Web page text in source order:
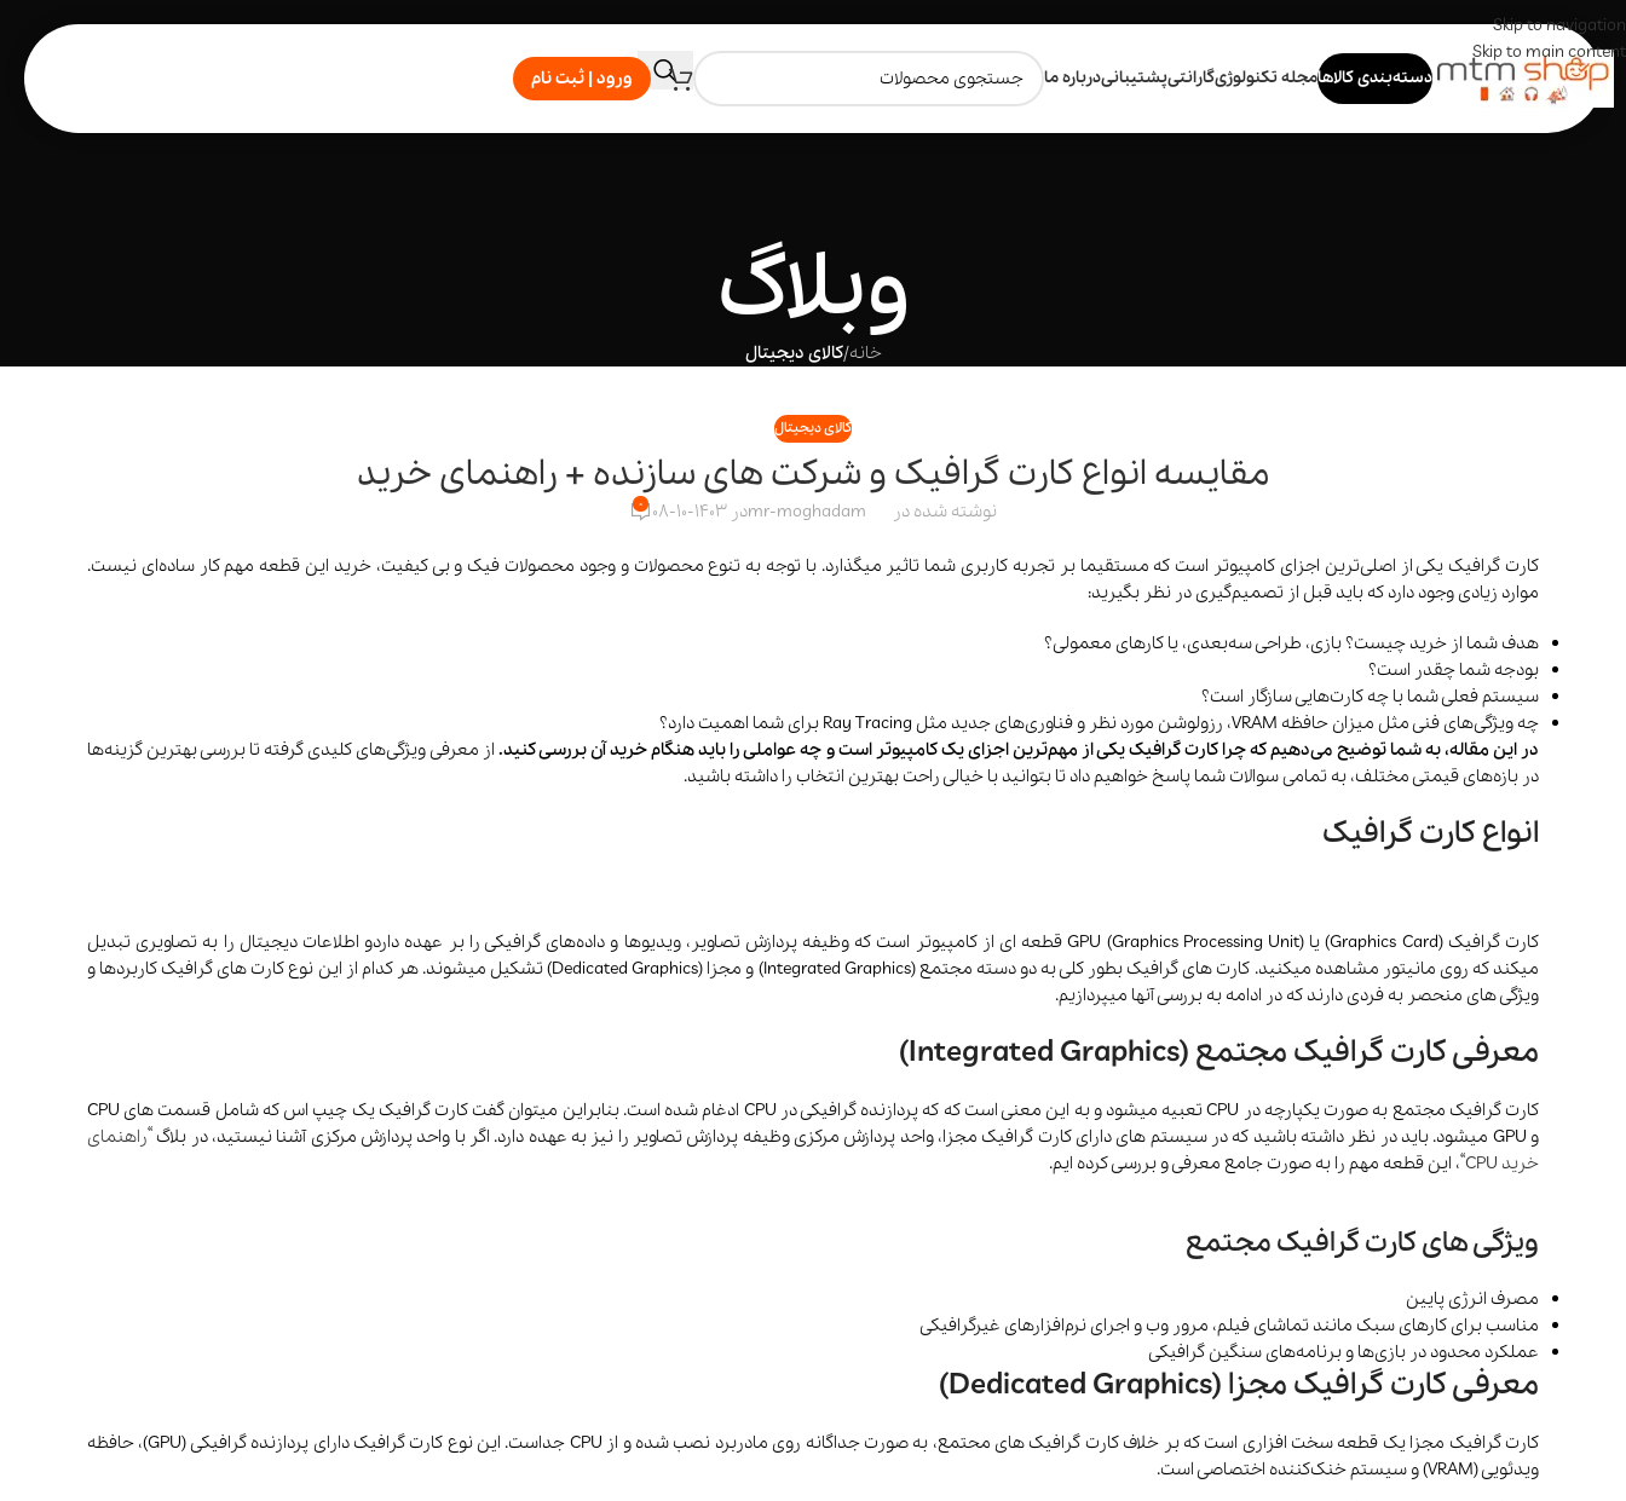
Skip to navigation
Skip to main content
دسته‌بندی کالاهامجله تکنولوژیگارانتیپشتیبانیدرباره ما ورود | ثبت نام
وبلاگ
خانه/کالای دیجیتال
کالای دیجیتال
مقایسه انواع کارت گرافیک و شرکت های سازنده + راهنمای خرید
نوشته شده در mr-moghadamدر 1403-10-08 0
کارت گرافیک یکی از اصلی‌ترین اجزای کامپیوتر است که مستقیما بر تجربه کاربری شما تاثیر میگذارد. با توجه به تنوع محصولات و وجود محصولات فیک و بی کیفیت، خرید این قطعه مهم کار ساده‌ای نیست.
موارد زیادی وجود دارد که باید قبل از تصمیم‌گیری در نظر بگیرید:
هدف شما از خرید چیست؟ بازی، طراحی سه‌بعدی، یا کارهای معمولی؟
بودجه شما چقدر است؟
سیستم فعلی شما با چه کارت‌هایی سازگار است؟
چه ویژگی‌های فنی مثل میزان حافظه VRAM، رزولوشن مورد نظر و فناوری‌های جدید مثل Ray Tracing برای شما اهمیت دارد؟
در این مقاله، به شما توضیح می‌دهیم که چرا کارت گرافیک یکی از مهم‌ترین اجزای یک کامپیوتر است و چه عواملی را باید هنگام خرید آن بررسی کنید. از معرفی ویژگی‌های کلیدی گرفته تا بررسی بهترین گزینه‌ها
در بازه‌های قیمتی مختلف، به تمامی سوالات شما پاسخ خواهیم داد تا بتوانید با خیالی راحت بهترین انتخاب را داشته باشید.
انواع کارت گرافیک
کارت گرافیک (Graphics Card) یا GPU (Graphics Processing Unit) قطعه ای از کامپیوتر است که وظیفه پردازش تصاویر، ویدیوها و داده‌های گرافیکی را بر عهده داردو اطلاعات دیجیتال را به تصاویری تبدیل
میکند که روی مانیتور مشاهده میکنید. کارت های گرافیک بطور کلی به دو دسته مجتمع (Integrated Graphics) و مجزا (Dedicated Graphics) تشکیل میشوند. هر کدام از این نوع کارت های گرافیک کاربردها و
ویژگی های منحصر به فردی دارند که در ادامه به بررسی آنها میپردازیم.
معرفی کارت گرافیک مجتمع (Integrated Graphics)
کارت گرافیک مجتمع به صورت یکپارچه در CPU تعبیه میشود و به این معنی است که که پردازنده گرافیکی در CPU ادغام شده است. بنابراین میتوان گفت کارت گرافیک یک چیپ اس که شامل قسمت های CPU
و GPU میشود. باید در نظر داشته باشید که در سیستم های دارای کارت گرافیک مجزا، واحد پردازش مرکزی وظیفه پردازش تصاویر را نیز به عهده دارد. اگر با واحد پردازش مرکزی آشنا نیستید، در بلاگ “
راهنمای
خرید CPU
“، این قطعه مهم را به صورت جامع معرفی و بررسی کرده ایم.
ویژگی های کارت گرافیک مجتمع
مصرف انرژی پایین
مناسب برای کارهای سبک مانند تماشای فیلم، مرور وب و اجرای نرم‌افزارهای غیرگرافیکی
عملکرد محدود در بازی‌ها و برنامه‌های سنگین گرافیکی
معرفی کارت گرافیک مجزا (Dedicated Graphics)
کارت گرافیک مجزا یک قطعه سخت افزاری است که بر خلاف کارت گرافیک های محتمع، به صورت جداگانه روی مادربرد نصب شده و از CPU جداست. این نوع کارت گرافیک دارای پردازنده گرافیکی (GPU)، حافظه
ویدئویی (VRAM) و سیستم خنک‌کننده اختصاصی است.